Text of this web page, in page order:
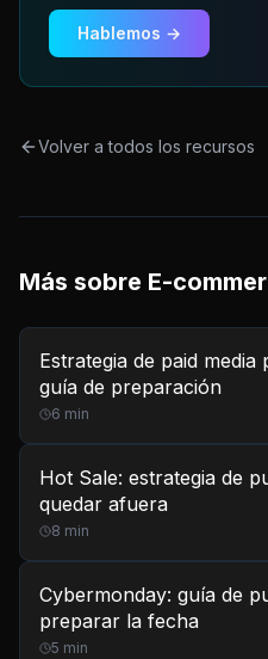
Hablemos →
Volver a todos los recursos
Más sobre E-
Estrategia de paid
guía de preparación
6 min
Hot Sale: estrategia de
quedar afuera
8 min
Cybermonday: guía de
preparar la fecha
5 min